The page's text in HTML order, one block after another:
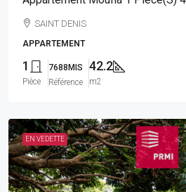
SAINT DENIS
APPARTEMENT
1
Pièce
7688MIS
Référence
42.2
m2
EN VEDETTE